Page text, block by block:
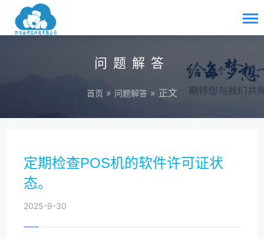
问题解答
首页 » 问题解答 » 正文
定期检查POS机的软件许可证状
态。
2025-9-30